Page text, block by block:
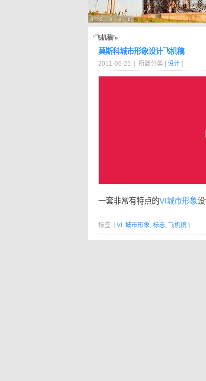
‘飞机稿’»
莫斯科城市形象设计飞机稿
2011-06-25 | 所属分类 [ 设计 ]
一套非常有特点的VI城市形象
标签: [ VI , 城市形象, 标志, 飞机稿 ]